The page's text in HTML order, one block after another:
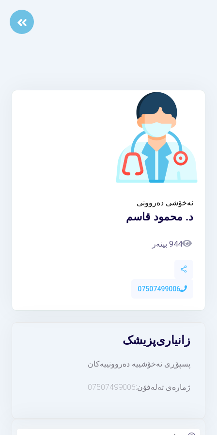
نەخۆشی دەروونی
د. محمود قاسم
944 بینەر
07507499006
پزیشکزانیاری
پسپۆڕی نەخۆشییە دەروونییەکان
ژمارەی تەلەفۆن:07507499006